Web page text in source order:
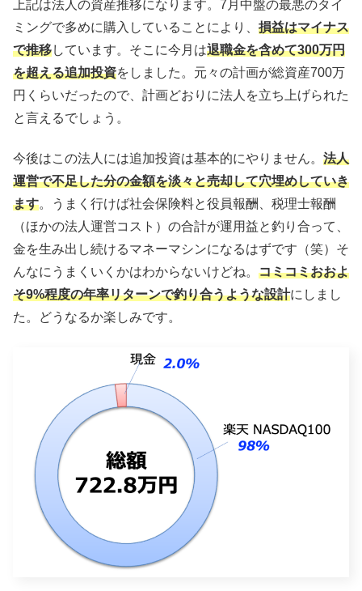
上記は法人の資産推移になります。7月中盤の最悪のタイ
ミングで多めに購入していることにより、 損益はマイナス
で推移しています。そこに今月は退職金を含めて300万円
を超える追加投資をしました。元々の計画が総資産700万
円くらいだったので、計画どおりに法人を立ち上げられた
と言えるでしょう。
今後はこの法人には追加投資は基本的にやりません。 法人
運営で不足した分の金額を淡々と売却して穴埋めしていき
ます。うまく行けば社会保険料と役員報酬、税理士報酬
（ほかの法人運営コスト）の合計が運用益と釣り合って、
金を生み出し続けるマネーマシンになるはずです（笑）そ
んなにうまくいくかはわからないけどね。 コミコミおおよ
そ9%程度の年率リターンで釣り合うような設計にしまし
た。どうなるか楽しみです。